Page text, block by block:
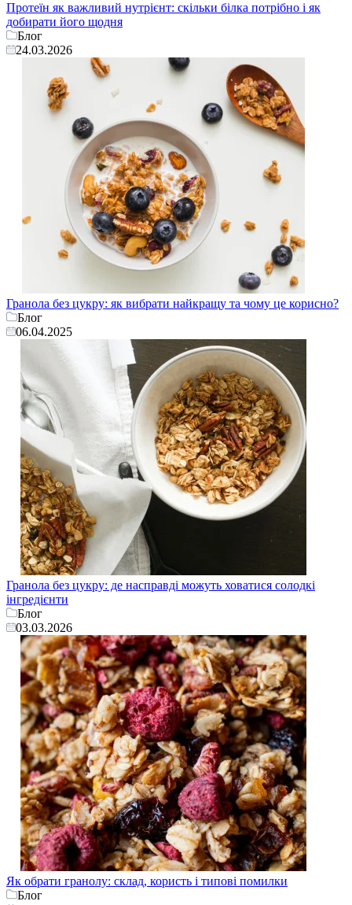
Протеїн як важливий нутрієнт: скільки білка потрібно і як
добирати його щодня
Блог
24.03.2026
Гранола без цукру: як вибрати найкращу та чому це корисно?
Блог
06.04.2025
Гранола без цукру: де насправді можуть ховатися солодкі
інгредієнти
Блог
03.03.2026
Як обрати гранолу: склад, користь і типові помилки
Блог